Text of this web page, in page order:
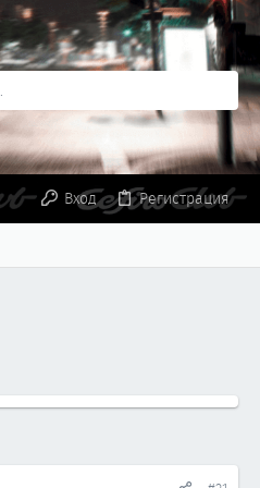
Вход Регистрация